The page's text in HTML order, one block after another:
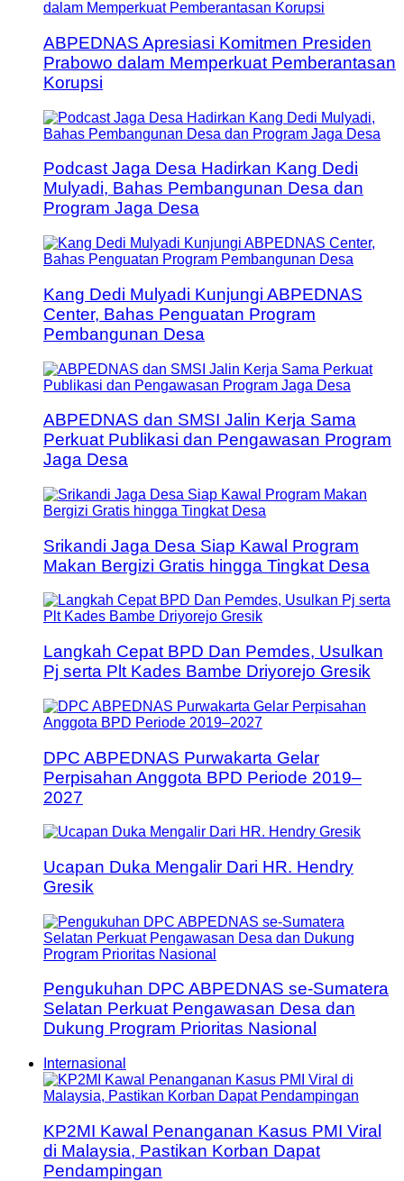
ABPEDNAS Apresiasi Komitmen Presiden
Prabowo dalam Memperkuat Pemberantasan
Korupsi
Podcast Jaga Desa Hadirkan Kang Dedi
Mulyadi, Bahas Pembangunan Desa dan
Program Jaga Desa
Kang Dedi Mulyadi Kunjungi ABPEDNAS
Center, Bahas Penguatan Program
Pembangunan Desa
ABPEDNAS dan SMSI Jalin Kerja Sama
Perkuat Publikasi dan Pengawasan Program
Jaga Desa
Srikandi Jaga Desa Siap Kawal Program
Makan Bergizi Gratis hingga Tingkat Desa
Langkah Cepat BPD Dan Pemdes, Usulkan
Pj serta Plt Kades Bambe Driyorejo Gresik
DPC ABPEDNAS Purwakarta Gelar
Perpisahan Anggota BPD Periode 2019–
2027
Ucapan Duka Mengalir Dari HR. Hendry
Gresik
Pengukuhan DPC ABPEDNAS se-Sumatera
Selatan Perkuat Pengawasan Desa dan
Dukung Program Prioritas Nasional
Internasional
KP2MI Kawal Penanganan Kasus PMI Viral
di Malaysia, Pastikan Korban Dapat
Pendampingan